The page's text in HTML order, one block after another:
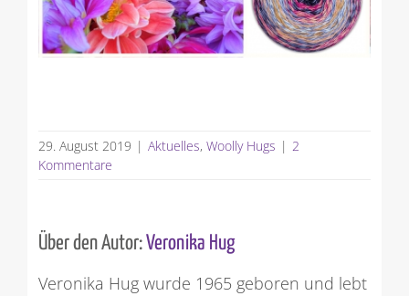
29. August 2019 | Aktuelles, Woolly Hugs | 2
Kommentare
Über den Autor:Veronika Hug
Veronika Hug wurde 1965 geboren und lebt